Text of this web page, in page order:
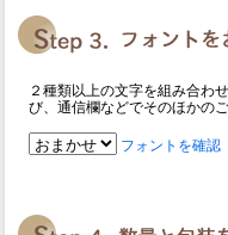
２種類以上の文字を組み合わ
び、通信欄などでそのほかの
フォントを確認